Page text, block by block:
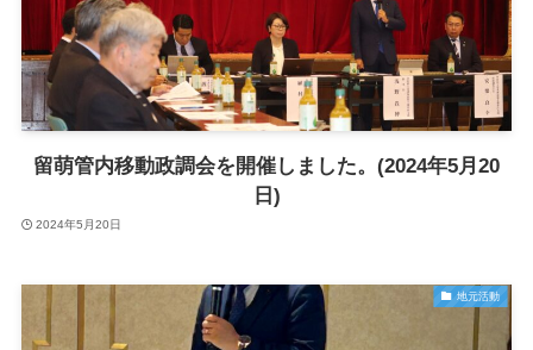
留萌管内移動政調会を開催しました。(2024年5月20
日)
2024年5月20日
地元活動